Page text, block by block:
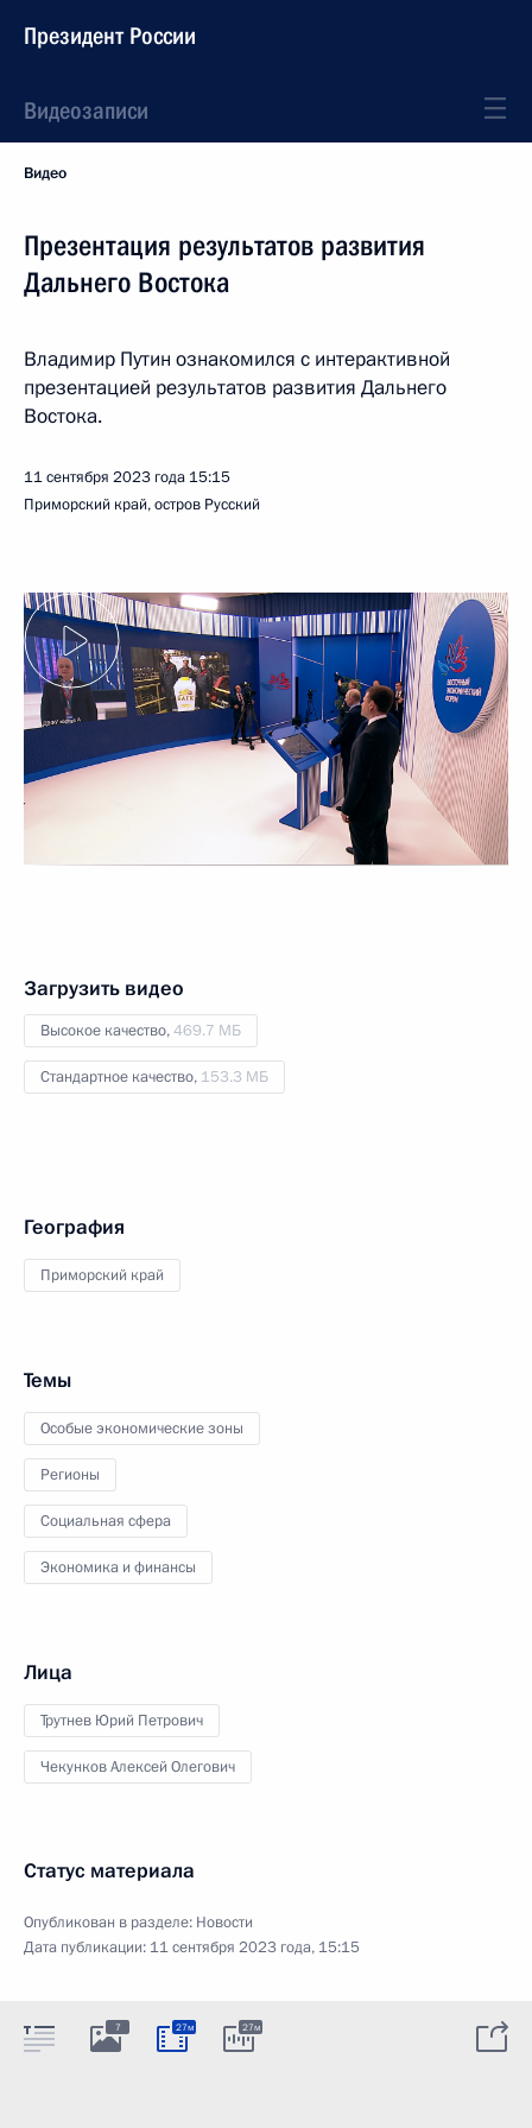
Президент России
Видеозаписи
Видео
Презентация результатов развития
Дальнего Востока
Владимир Путин ознакомился с интерактивной
презентацией результатов развития Дальнего
Востока.
11 сентября 2023 года 15:15
Приморский край, остров Русский
Загрузить видео
Высокое качество,469.7 МБ
Стандартное качество, 153.3 МБ
География
Приморский край
Темы
Особые экономические зоны
Регионы
Социальная сфера
Экономика и финансы
Лица
Трутнев Юрий Петрович
Чекунков Алексей Олегович
Статус материала
Опубликован в разделе: Новости
Дата публикации: 11 сентября 2023 года, 15:15
7 27м 27м